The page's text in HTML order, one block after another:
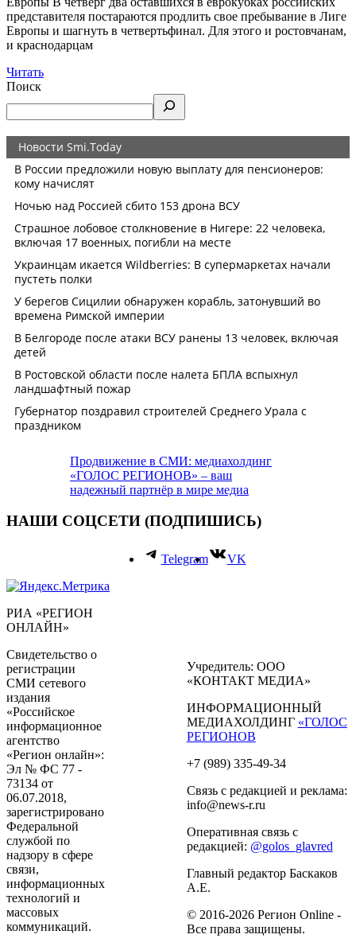
представителя постараются продлить свое пребывание в Лиге
Европы и шагнуть в четвертьфинал. Для этого и ростовчанам,
и краснодарцам
Читать
Поиск
Продвижение в СМИ: медиахолдинг
«ГОЛОС РЕГИОНОВ» – ваш
надежный партнёр в мире медиа
НАШИ СОЦСЕТИ (ПОДПИШИСЬ)
Telegram VK
РИА «РЕГИОН
ОНЛАЙН»
Свидетельство о
регистрации
СМИ сетевого
издания
«Российское
информационное
агентство
«Регион онлайн»:
Эл № ФС 77 -
73134 от
06.07.2018,
зарегистрировано
Федеральной
службой по
надзору в сфере
связи,
информационных
технологий и
массовых
коммуникаций.
Учредитель: ООО
«КОНТАКТ МЕДИА»
ИНФОРМАЦИОННЫЙ
МЕДИАХОЛДИНГ «ГОЛОС
РЕГИОНОВ
+7 (989) 335-49-34
Связь с редакцией и реклама:
info@news-r.ru
Оперативная связь с
редакцией: @golos_glavred
Главный редактор Баскаков
А.Е.
© 2016-2026 Регион Online -
Все права защищены.